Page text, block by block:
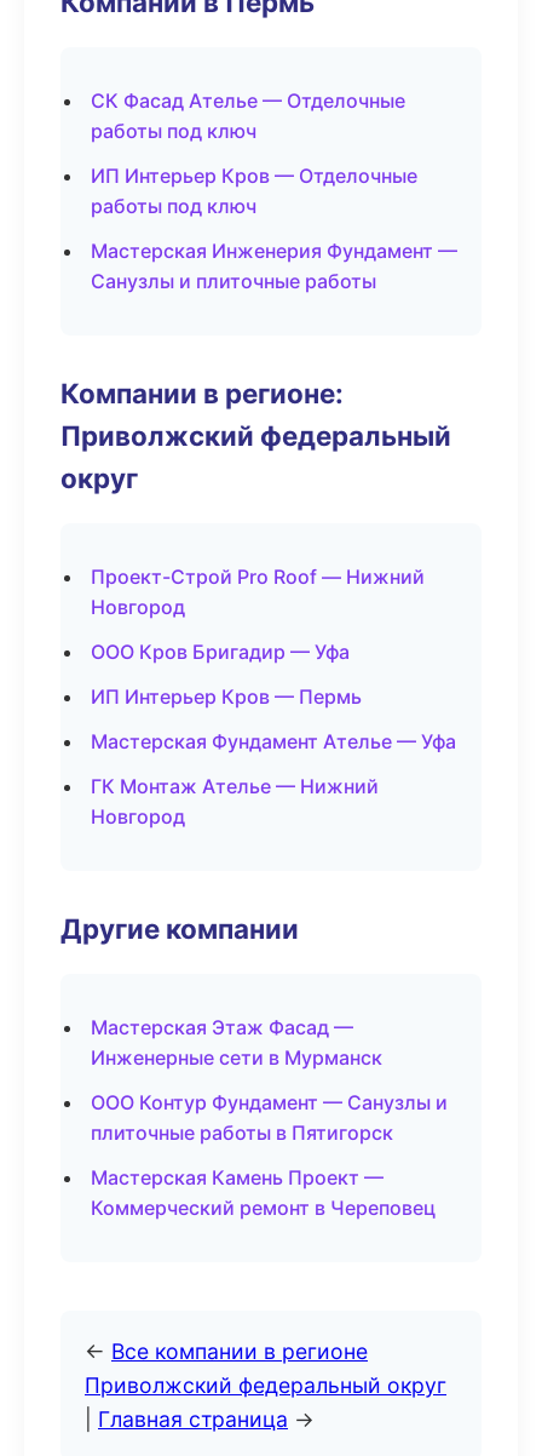
СК Фасад Ателье — Отделочные
работы под ключ
ИП Интерьер Кров — Отделочные
работы под ключ
Мастерская Инженерия Фундамент —
Санузлы и плиточные работы
Компании в регионе:
Приволжский федеральный
округ
Проект-Строй Pro Roof — Нижний
Новгород
ООО Кров Бригадир — Уфа
ИП Интерьер Кров — Пермь
Мастерская Фундамент Ателье — Уфа
ГК Монтаж Ателье — Нижний
Новгород
Другие компании
Мастерская Этаж Фасад —
Инженерные сети в Мурманск
ООО Контур Фундамент — Санузлы и
плиточные работы в Пятигорск
Мастерская Камень Проект —
Коммерческий ремонт в Череповец
← Все компании в регионе
Приволжский федеральный округ
Главная страница →